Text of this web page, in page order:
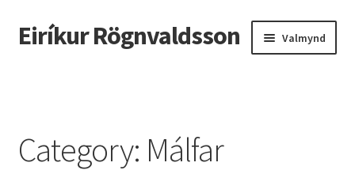
Fara
beint
Hoppa
yfir
Eiríkur Rögnvaldsson Valmynd
Ætt
Category: Málfar